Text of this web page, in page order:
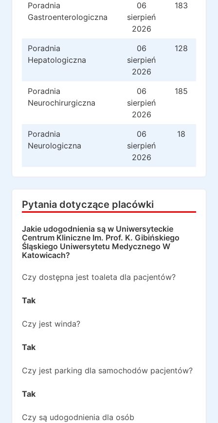
Poradnia
Gastroenterologiczna
06
sierpień
2026
183
Poradnia
Hepatologiczna
06
sierpień
2026
128
Poradnia
Neurochirurgiczna
06
sierpień
2026
185
Poradnia
Neurologiczna
06
sierpień
2026
18
Pytania dotyczące placówki
Jakie udogodnienia są w Uniwersyteckie
Centrum Kliniczne Im. Prof. K. Gibińskiego
Śląskiego Uniwersytetu Medycznego W
Katowicach?
Czy dostępna jest toaleta dla pacjentów?
Tak
Czy jest winda?
Tak
Czy jest parking dla samochodów pacjentów?
Tak
Czy są udogodnienia dla osób